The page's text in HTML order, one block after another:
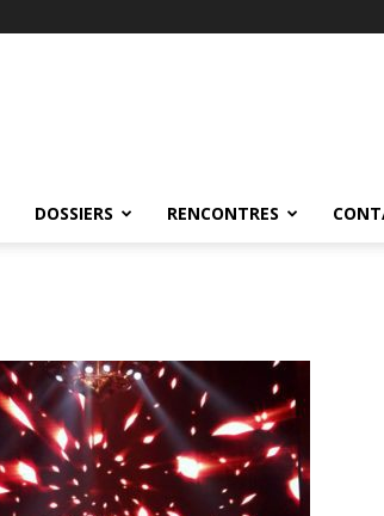
DOSSIERS RENCONTRES